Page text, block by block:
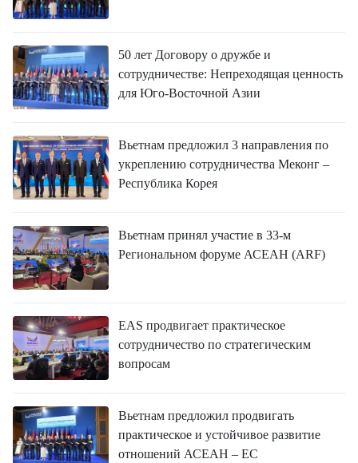
50 лет Договору о дружбе и
сотрудничестве: Непреходящая ценность
для Юго-Восточной Азии
Вьетнам предложил 3 направления по
укреплению сотрудничества Меконг –
Республика Корея
Вьетнам принял участие в 33-м
Региональном форуме АСЕАН (ARF)
EAS продвигает практическое
сотрудничество по стратегическим
вопросам
Вьетнам предложил продвигать
практическое и устойчивое развитие
отношений АСЕАН – ЕС